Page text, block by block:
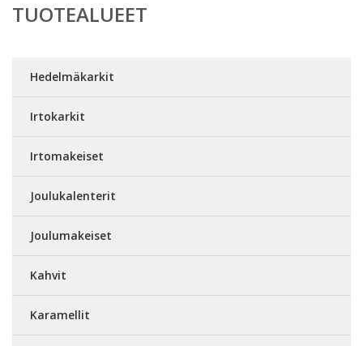
TUOTEALUEET
Hedelmäkarkit
Irtokarkit
Irtomakeiset
Joulukalenterit
Joulumakeiset
Kahvit
Karamellit